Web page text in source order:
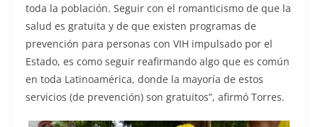
toda la población. Seguir con el romanticismo de que la
salud es gratuita y de que existen programas de
prevención para personas con VIH impulsado por el
Estado, es como seguir reafirmando algo que es común
en toda Latinoamérica, donde la mayoría de estos
servicios (de prevención) son gratuitos”, afirmó Torres.